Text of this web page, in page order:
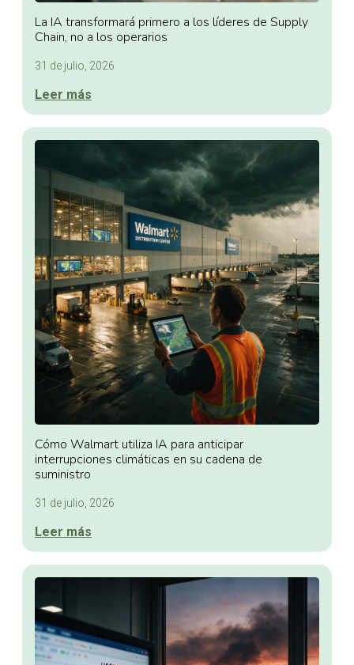
La IA transformará primero a los líderes de Supply
Chain, no a los operarios
31 de julio, 2026
Leer más
Cómo Walmart utiliza IA para anticipar
interrupciones climáticas en su cadena de
suministro
31 de julio, 2026
Leer más